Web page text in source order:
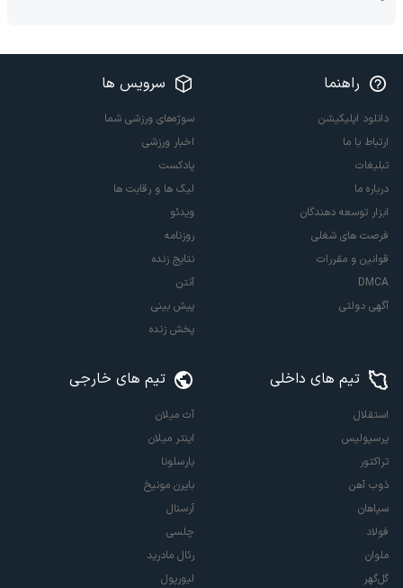
راهنما
دانلود اپلیکیشن
ارتباط با ما
تبلیغات
درباره ما
ابزار توسعه دهندگان
فرصت های شغلی
قوانین و مقررات
DMCA
آگهی دولتی
سرویس ها
سوژه‌های ورزشی شما
اخبار ورزشی
پادکست
لیگ ها و رقابت ها
ویدئو
روزنامه
نتایج زنده
آنتن
پیش بینی
پخش زنده
تیم های داخلی
استقلال
پرسپولیس
تراکتور
ذوب آهن
سپاهان
فولاد
ملوان
گل‌گهر
تیم های خارجی
آث میلان
اینتر میلان
بارسلونا
بایرن مونیخ
آرسنال
چلسی
رئال مادرید
لیورپول